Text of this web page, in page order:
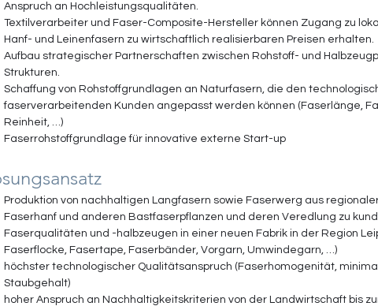
Anspruch an Hochleistungsqualitäten.
Textilverarbeiter und Faser-Composite-Hersteller können Zugang zu
Hanf- und Leinenfasern zu wirtschaftlich realisierbaren Preisen erhalten.
Aufbau strategischer Partnerschaften zwischen Rohstoff- und
Strukturen.
Schaffung von Rohstoffgrundlagen an Naturfasern, die den
faserverarbeitenden Kunden angepasst werden können (Faserlänge,
Reinheit, …)
Faserrohstoffgrundlage für innovative externe Start-up
Produktion von nachhaltigen Langfasern sowie Faserwerg aus
Faserhanf und anderen Bastfaserpflanzen und deren Veredlung zu
Faserqualitäten und -halbzeugen in einer neuen Fabrik in der Region
Faserflocke, Fasertape, Faserbänder, Vorgarn, Umwindegarn, …)
höchster technologischer Qualitätsanspruch (Faserhomogenität,
Staubgehalt)
hoher Anspruch an Nachhaltigkeitskriterien von der Landwirtschaft bis